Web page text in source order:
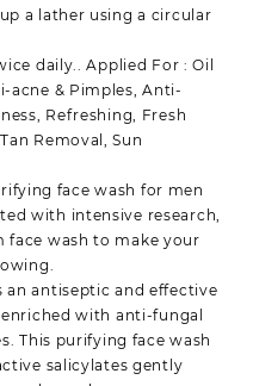
a lather using a circular
daily.. Applied For : Oil
acne & Pimples, Anti-
Refreshing, Fresh
Removal, Sun
face wash for men
with intensive research,
face wash to make your
an antiseptic and effective
with anti-fungal
This purifying face wash
salicylates gently